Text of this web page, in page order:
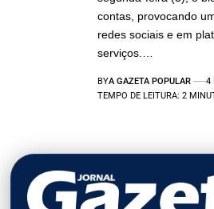
contas, provocando
redes sociais e em
serviços.…
BYA GAZETA POPULAR
4
TEMPO DE LEITURA: 2